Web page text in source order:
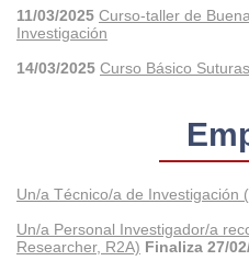
11/03/2025 Curso-taller de
Investigación
14/03/2025 Curso Básico
Un/a Técnico/a de Investigación
Un/a Personal Investigador/a
Researcher, R2A) Finaliza 27/